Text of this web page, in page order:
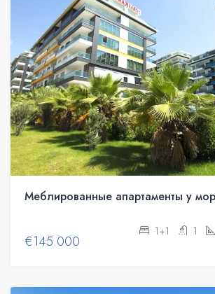
€145.000
1+1 1